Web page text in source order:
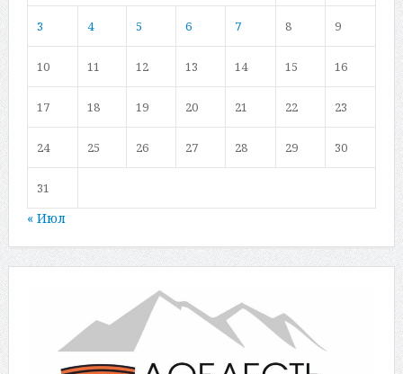
3 4 5 6 7 8 9
10 11 12 13 14 15 16
17 18 19 20 21 22 23
24 25 26 27 28 29 30
31
« Июл